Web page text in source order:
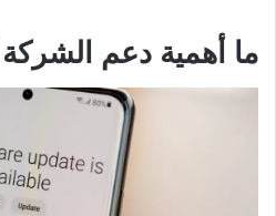
ما أهمية دعم